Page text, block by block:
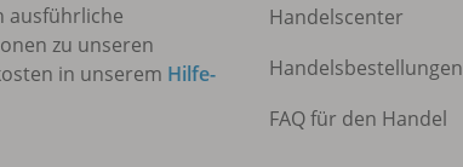
ausführliche
zu unseren
in unserem Hilfe-
Handelscenter
Handelsbestellungen
FAQ für den Handel